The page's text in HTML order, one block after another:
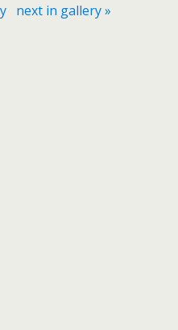
next in gallery »